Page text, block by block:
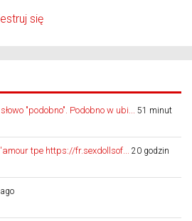
się
"podobno". Podobno w ubi...
51 minut
tpe https://fr.sexdollsof...
20 godzin